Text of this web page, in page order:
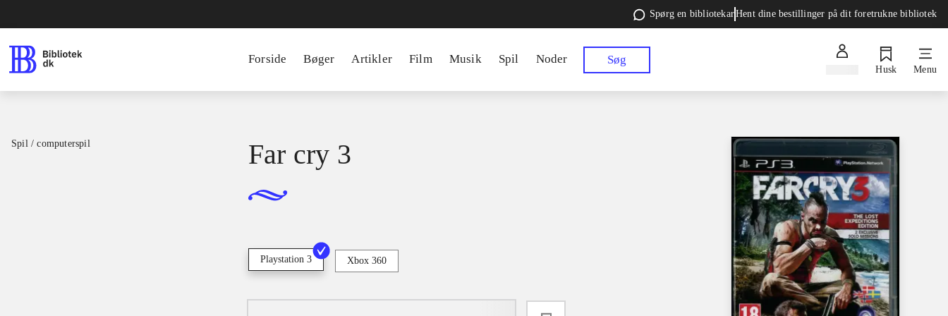
Spørg en bibliotekarHent dine bestillinger på dit foretrukne bibliotek
Forside Bøger Artikler Film Musik Spil Noder Søg
Husk Menu
Spil / computerspil Far cry 3
Playstation 3 Xbox 360